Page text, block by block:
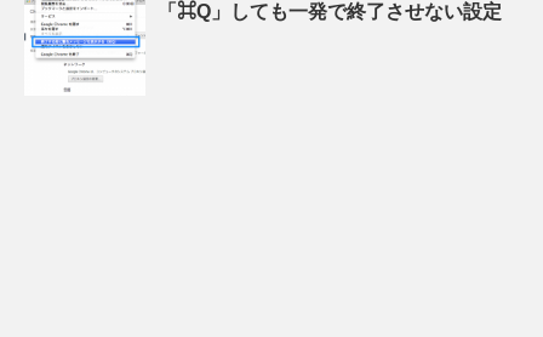
「⌘Q」しても一発で終了させない設定